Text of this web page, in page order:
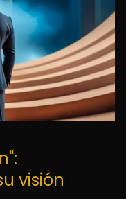
visión